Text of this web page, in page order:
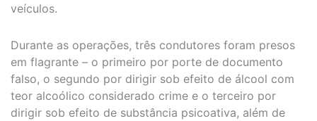
veículos.
Durante as operações, três condutores foram presos
em flagrante – o primeiro por porte de documento
falso, o segundo por dirigir sob efeito de álcool com
teor alcoólico considerado crime e o terceiro por
dirigir sob efeito de substância psicoativa, além de